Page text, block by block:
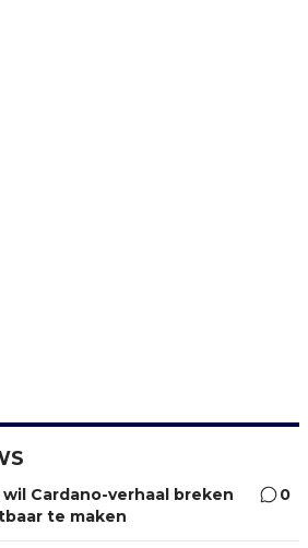
Cardano-verhaal breken
te maken
0